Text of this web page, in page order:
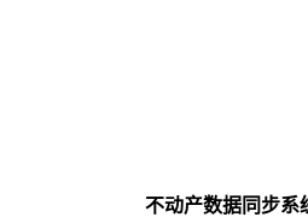
不动产数据同步系